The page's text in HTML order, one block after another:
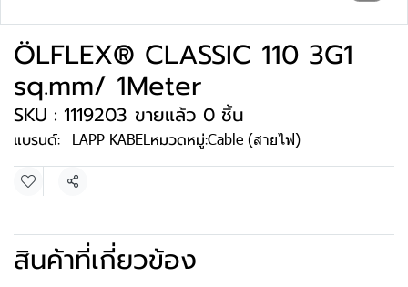
ÖLFLEX® CLASSIC 110 3G1
sq.mm/ 1Meter
SKU : 1119203 ขายแล้ว 0 ชิ้น
แบรนด์: LAPP KABEL หมวดหมู่:Cable (สายไฟ)
แชร์
สินค้าที่เกี่ยวข้อง